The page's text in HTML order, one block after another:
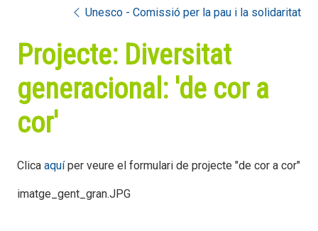
Unesco - Comissió per la pau i la solidaritat
Projecte: Diversitat
generacional: 'de cor a
cor'
Clica aquíper veure el formulari de projecte "de cor a cor"
imatge_gent_gran.JPG